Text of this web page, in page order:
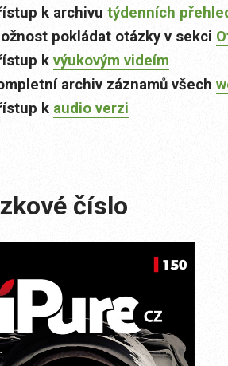
k archivu týdenních
pokládat otázky v sekci
k výukovým videím
archiv záznamů všech
k audio verzi
číslo